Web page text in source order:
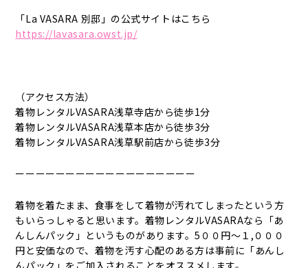
「La VASARA 別邸」の公式サイトはこちら
https://lavasara.owst.jp/
（アクセス方法）
着物レンタルVASARA浅草寺店から徒歩1分
着物レンタルVASARA浅草本店から徒歩3分
着物レンタルVASARA浅草駅前店から徒歩3分
ーーーーーーーーーーーーーーーーーー
着物を着たまま、食事をして着物が汚れてしまったという方
もいらっしゃると思います。着物レンタルVASARAなら「あ
んしんパック」というものがあります。5００円〜１,０００
円と安価なので、着物を汚す心配のある方は事前に「あんし
んパック」をご加入されることをオススメします。